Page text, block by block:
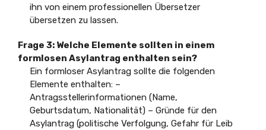
ihn von einem professionellen Übersetzer
übersetzen zu lassen.
Frage 3: Welche Elemente sollten in einem
formlosen Asylantrag enthalten sein?
Ein formloser Asylantrag sollte die folgenden
Elemente enthalten: –
Antragsstellerinformationen (Name,
Geburtsdatum, Nationalität) – Gründe für den
Asylantrag (politische Verfolgung, Gefahr für Leib